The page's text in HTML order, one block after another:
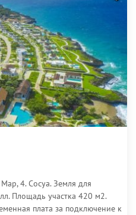
4. Сосуа. Земля для
Площадь участка 420 м2.
плата за подключение к